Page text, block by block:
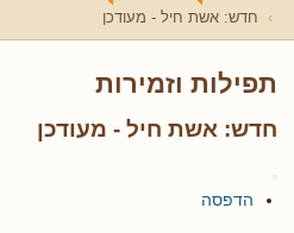
חדש: אשת חיל - מעודכן
תפילות וזמירות
חדש: אשת חיל - מעודכן
הדפסה